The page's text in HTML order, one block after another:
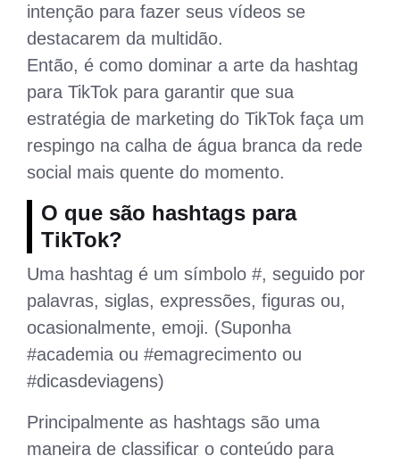
intenção para fazer seus vídeos se
destacarem da multidão.
Então, é como dominar a arte da hashtag
para TikTok para garantir que sua
estratégia de marketing do TikTok faça um
respingo na calha de água branca da rede
social mais quente do momento.
O que são hashtags para
TikTok?
Uma hashtag é um símbolo #, seguido por
palavras, siglas, expressões, figuras ou,
ocasionalmente, emoji. (Suponha
#academia ou #emagrecimento ou
#dicasdeviagens)
Principalmente as hashtags são uma
maneira de classificar o conteúdo para